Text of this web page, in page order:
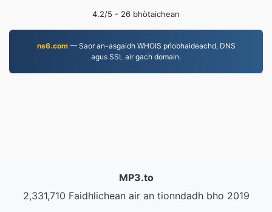
4.2/5 - 26 bhòtaichean
ns6.com— Saor an-asgaidh WHOIS prìobhaideachd, DNS
agus SSL air gach domain.
MP3.to
2,331,710 Faidhlichean air an tionndadh bho 2019